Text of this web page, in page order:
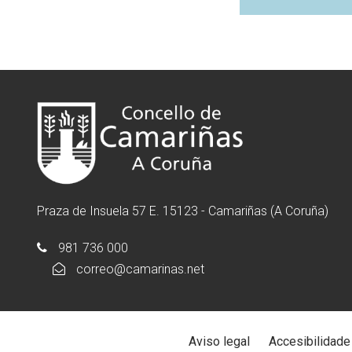
Praza de Insuela 57 E. 15123 - Camariñas (A Coruña)
981 736 000
correo@camarinas.net
Aviso legal Accesibilidade